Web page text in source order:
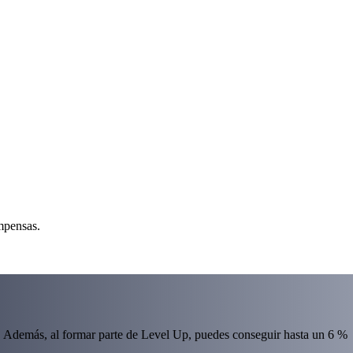
al formar parte de Level Up, puedes conseguir hasta un 6 %